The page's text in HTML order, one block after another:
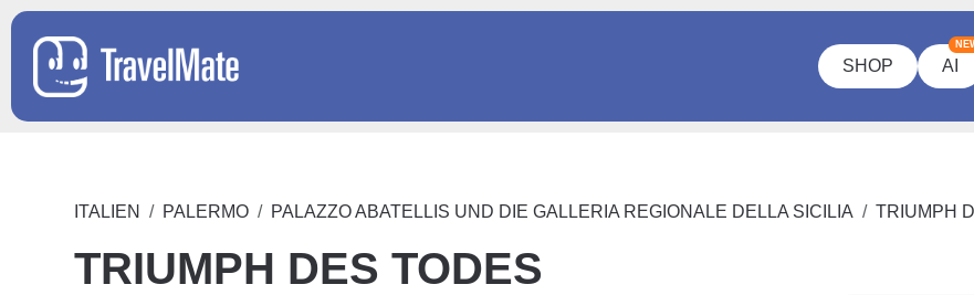
SHOP AI
ITALIEN PALERMO PALAZZO ABATELLIS UND DIE GALLERIA REGIONALE DELLA SICILIA TRIUMPH
TRIUMPH DES TODES